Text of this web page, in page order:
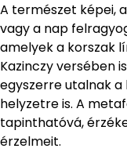
A természet képei,
vagy a nap
amelyek a korszak
Kazinczy versében
egyszerre utalnak
helyzetre is. A
tapinthatóvá,
érzelmeit.